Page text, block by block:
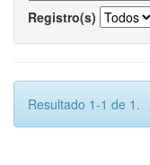
Registro(s)
Resultado 1-1 de 1.